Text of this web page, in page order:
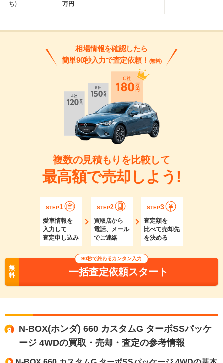
ち)
万円
相場情報を確認したら
簡単90秒入力で査定依頼！ (無料)
複数の見積もりを比較して
最高額で売却しよう!
STEP1
愛車情報を
入力して
査定申し込み
STEP2
買取店から
電話、メール
でご連絡
STEP3
査定額を
比べて売却先
を決める
無
料
90秒で終わるカンタン入力
一括査定依頼スタート
N-BOX(ホンダ) 660 カスタムG ターボSSパッケ
ージ 4WDの買取・売却・査定の参考情報